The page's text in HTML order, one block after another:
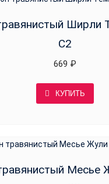
Ширли
С2
669 ₽
КУПИТЬ
Месье